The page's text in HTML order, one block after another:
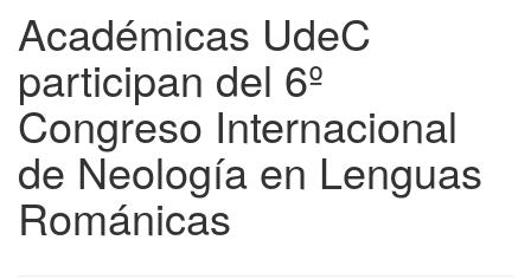
Académicas UdeC
participan del 6º
Congreso Internacional
de Neología en Lenguas
Románicas